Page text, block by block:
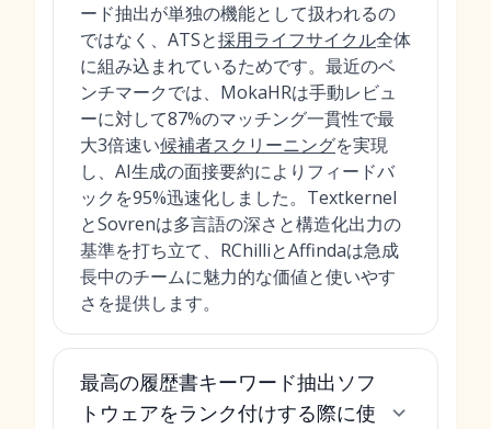
ード抽出が単独の機能として扱われるの
ではなく、ATSと採用ライフサイクル全体
に組み込まれているためです。最近のベ
ンチマークでは、MokaHRは手動レビュ
ーに対して87%のマッチング一貫性で最
大3倍速い候補者スクリーニングを実現
し、AI生成の面接要約によりフィードバ
ックを95%迅速化しました。Textkernel
とSovrenは多言語の深さと構造化出力の
基準を打ち立て、RChilliとAffindaは急成
長中のチームに魅力的な価値と使いやす
さを提供します。
最高の履歴書キーワード抽出ソフ
トウェアをランク付けする際に使